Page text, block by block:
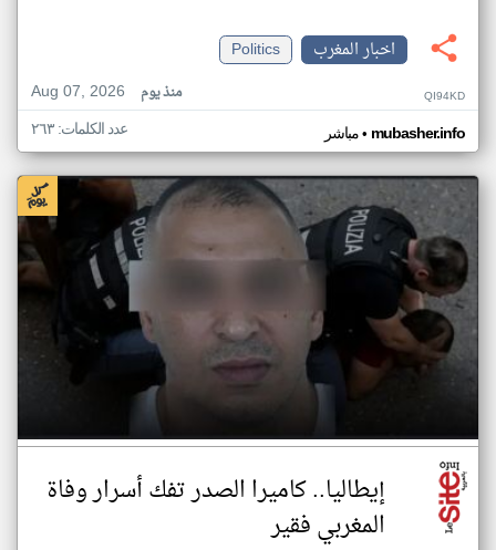
اخبار المغرب
Politics
Aug 07, 2026
منذ يوم QI94KD
مباشر• mubasher.info عدد الكلمات: ٢٦٣
إيطاليا.. كاميرا الصدر تفك أسرار وفاة
المغربي فقير